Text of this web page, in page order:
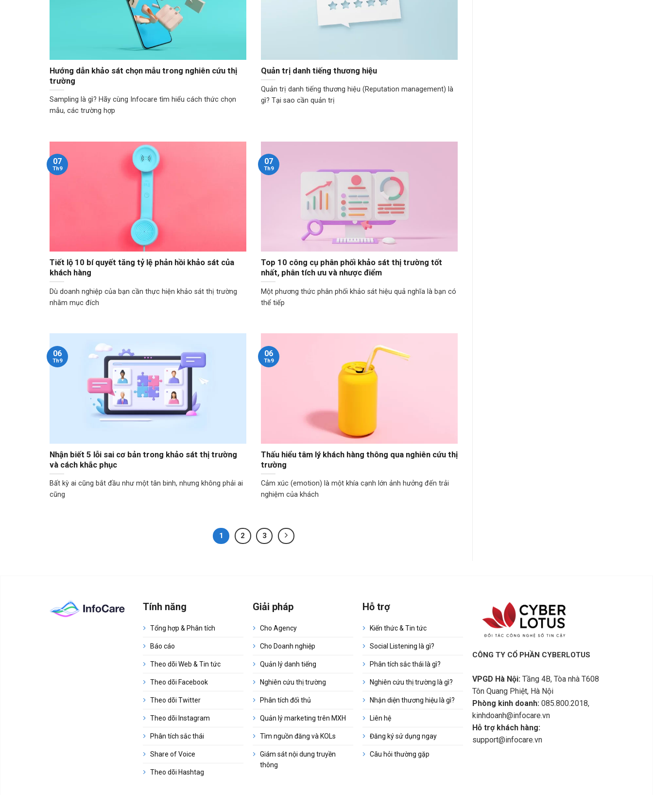
Hướng dẫn khảo sát chọn mẫu trong nghiên cứu thị
trường
Sampling là gì? Hãy cùng Infocare tìm hiểu cách thức chọn
mẫu, các trường hợp
Quản trị danh tiếng thương hiệu
Quản trị danh tiếng thương hiệu (Reputation management) là
gì? Tại sao cần quản trị
Tiết lộ 10 bí quyết tăng tỷ lệ phản hồi khảo sát của
khách hàng
Dù doanh nghiệp của bạn cần thực hiện khảo sát thị trường
nhằm mục đích
07
Th9
Top 10 công cụ phân phối khảo sát thị trường tốt
nhất, phân tích ưu và nhược điểm
Một phương thức phân phối khảo sát hiệu quả nghĩa là bạn có
thể tiếp
07
Th9
Nhận biết 5 lỗi sai cơ bản trong khảo sát thị trường
và cách khắc phục
Bất kỳ ai cũng bắt đầu như một tân binh, nhưng không phải ai
cũng
06
Th9
Thấu hiểu tâm lý khách hàng thông qua nghiên cứu thị
trường
Cảm xúc (emotion) là một khía cạnh lớn ảnh hưởng đến trải
nghiệm của khách
06
Th9
1 2 3
Tính năng
Tổng hợp & Phân tích
Báo cáo
Theo dõi Web & Tin tức
Theo dõi Facebook
Theo dõi Twitter
Theo dõi Instagram
Phân tích sắc thái
Share of Voice
Theo dõi Hashtag
Giải pháp
Cho Agency
Cho Doanh nghiệp
Quản lý danh tiếng
Nghiên cứu thị trường
Phân tích đối thủ
Quản lý marketing trên MXH
Tìm nguồn đăng và KOLs
Giám sát nội dung truyền
thông
Hỗ trợ
Kiến thức & Tin tức
Social Listening là gì?
Phân tích sắc thái là gì?
Nghiên cứu thị trường là gì?
Nhận diện thương hiệu là gì?
Liên hệ
Đăng ký sử dụng ngay
Câu hỏi thường gặp
CÔNG TY CỔ PHẦN CYBERLOTUS
VPGD Hà Nội: Tầng 4B, Tòa nhà T608
Tôn Quang Phiệt, Hà Nội
Phòng kinh doanh: 085.800.2018,
kinhdoanh@infocare.vn
Hỗ trợ khách hàng:
support@infocare.vn